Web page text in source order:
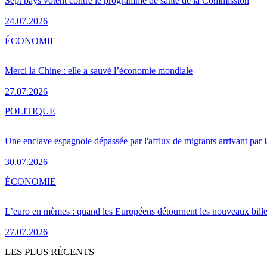
24.07.2026
Merci la Chine : elle a sauvé l’économie mondiale
27.07.2026
ÉCONOMIE
Une enclave espagnole dépassée par l'afflux de migrants arrivant par
30.07.2026
POLITIQUE
L’euro en mèmes : quand les Européens détournent les nouveaux
27.07.2026
ÉCONOMIE
LES PLUS RÉCENTS